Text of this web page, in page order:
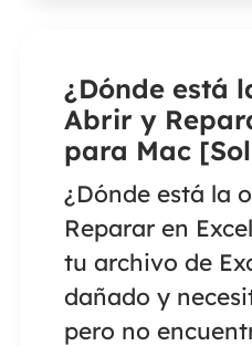
¿Dónde está
Abrir y
para Mac
¿Dónde está la
Reparar en
tu archivo de
dañado y
pero no